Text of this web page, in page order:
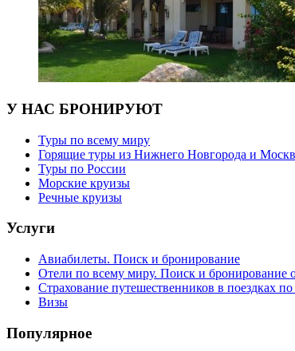
У НАС БРОНИРУЮТ
Туры по всему миру
Горящие туры из Нижнего Новгорода и
Туры по России
Морские круизы
Речные круизы
Услуги
Авиабилеты. Поиск и бронирование
Отели по всему миру. Поиск и бронирование
Страхование путешественников в поездках
Визы
Популярное